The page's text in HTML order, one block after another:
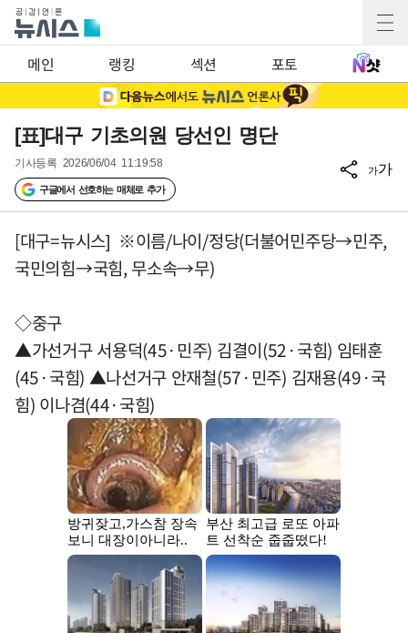
메인 랭킹 섹션 포토
[표]대구 기초의원 당선인 명단
기사등록 2026/06/04 11:19:58
구글에서 선호하는 매체로 추가
가가
[대구=뉴시스] ※이름/나이/정당(더불어민주당→민주,
국민의힘→국힘, 무소속→무)
◇중구
▲가선거구 서용덕(45·민주) 김결이(52·국힘) 임태훈
(45·국힘) ▲나선거구 안재철(57·민주) 김재용(49·국
힘) 이나겸(44·국힘)